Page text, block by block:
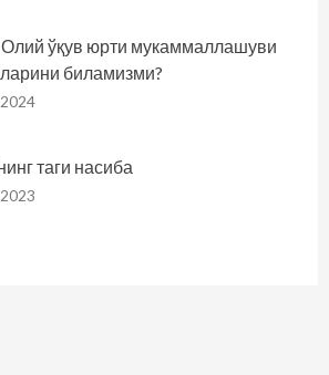
ўқув юрти мукаммаллашуви
биламизми?
таги насиба